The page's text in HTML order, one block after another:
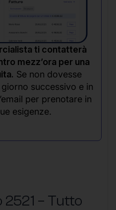
ti contatterà
mezz’ora per una
Se non dovesse
successivo e in
per prenotare in
esigenze.
– Tutto